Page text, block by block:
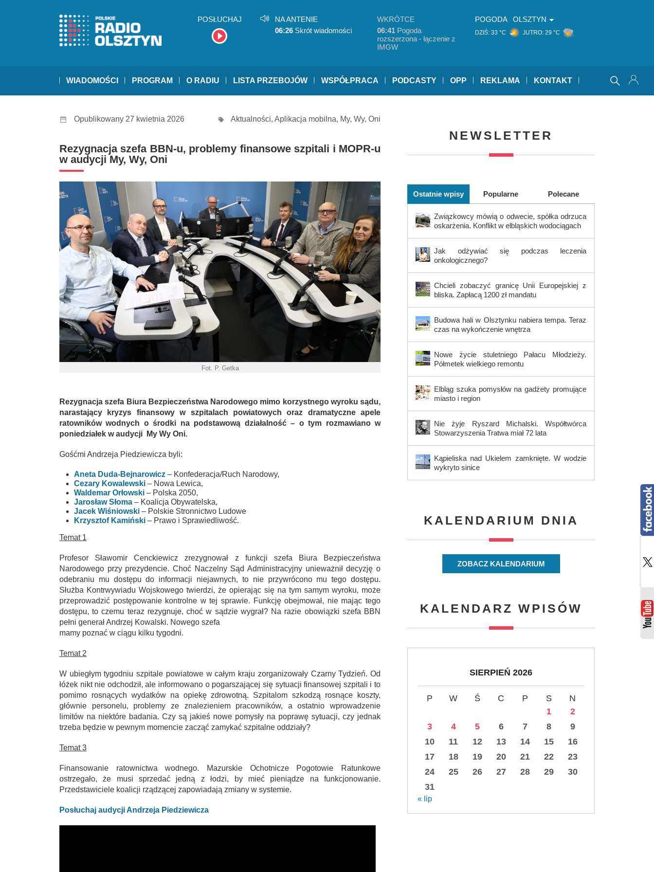
POSŁUCHAJ
NA ANTENIE
06:26 Skrót wiadomości
WKRÓTCE
06:41 Pogoda
rozszerzona - łączenie z
IMGW
POGODA OLSZTYN
DZIŚ: 33 °C JUTRO: 29 °C
WIADOMOŚCI PROGRAM O RADIU LISTA PRZEBOJÓW WSPÓŁPRACA PODCASTY OPP REKLAMA KONTAKT
Opublikowany 27 kwietnia 2026 Aktualności, Aplikacja mobilna, My, Wy, Oni
Rezygnacja szefa BBN-u, problemy finansowe szpitali i MOPR-u
w audycji My, Wy, Oni
Fot. P. Getka
Rezygnacja szefa Biura Bezpieczeństwa Narodowego mimo korzystnego wyroku sądu,
narastający kryzys finansowy w szpitalach powiatowych oraz dramatyczne apele
ratowników wodnych o środki na podstawową działalność – o tym rozmawiano w
poniedziałek w audycji
My Wy Oni.
Gośćmi Andrzeja Piedziewicza byli:
Aneta Duda-Bejnarowicz – Konfederacja/Ruch Narodowy,
Cezary Kowalewski – Nowa Lewica,
Waldemar Orłowski – Polska 2050,
Jarosław Słoma – Koalicja Obywatelska,
Jacek Wiśniowski – Polskie Stronnictwo Ludowe
Krzysztof Kamiński – Prawo i Sprawiedliwość.
Temat 1
Profesor Sławomir Cenckiewicz zrezygnował z funkcji szefa Biura Bezpieczeństwa
Narodowego przy prezydencie. Choć Naczelny Sąd Administracyjny unieważnił decyzję o
odebraniu mu dostępu do informacji niejawnych, to nie przywrócono mu tego dostępu.
Służba Kontrwywiadu Wojskowego twierdzi, że opierając się na tym samym wyroku, może
przeprowadzić postępowanie kontrolne w tej sprawie. Funkcję obejmował, nie mając tego
dostępu, to czemu teraz rezygnuje, choć w sądzie wygrał? Na razie obowiązki szefa BBN
pełni generał Andrzej Kowalski. Nowego szefa
mamy poznać w ciągu kilku tygodni.
Temat 2
W ubiegłym tygodniu szpitale powiatowe w całym kraju zorganizowały Czarny Tydzień. Od
łóżek nikt nie odchodził, ale informowano o pogarszającej się sytuacji finansowej szpitali i to
pomimo rosnących wydatków na opiekę zdrowotną. Szpitalom szkodzą rosnące koszty,
głównie personelu, problemy ze znalezieniem pracowników, a ostatnio wprowadzenie
limitów na niektóre badania. Czy są jakieś nowe pomysły na poprawę sytuacji, czy jednak
trzeba będzie w pewnym momencie zacząć zamykać szpitalne oddziały?
Temat 3
Finansowanie ratownictwa wodnego. Mazurskie Ochotnicze Pogotowie Ratunkowe
ostrzegało, że musi sprzedać jedną z łodzi, by mieć pieniądze na funkcjonowanie.
Przedstawiciele koalicji rządzącej zapowiadają zmiany w systemie.
Posłuchaj audycji Andrzeja Piedziewicza
NEWSLETTER
Ostatnie wpisy Popularne Polecane
Związkowcy mówią o odwecie, spółka odrzuca
oskarżenia. Konflikt w elbląskich wodociągach
Jak odżywiać się podczas leczenia
onkologicznego?
Chcieli zobaczyć granicę Unii Europejskiej z
bliska. Zapłacą 1200 zł mandatu
Budowa hali w Olsztynku nabiera tempa. Teraz
czas na wykończenie wnętrza
Nowe życie stuletniego Pałacu Młodzieży.
Półmetek wielkiego remontu
Elbląg szuka pomysłów na gadżety promujące
miasto i region
Nie żyje Ryszard Michalski. Współtwórca
Stowarzyszenia Tratwa miał 72 lata
Kąpieliska nad Ukielem zamknięte. W wodzie
wykryto sinice
KALENDARIUM DNIA
ZOBACZ KALENDARIUM
KALENDARZ WPISÓW
SIERPIEŃ 2026
P W Ś C P S
N
1
2
3
4 5 6 7 8
9
10
11 12 13 14 15
16
17
18 19 20 21 22
23
24
25 26 27 28 29
30
31
« lip